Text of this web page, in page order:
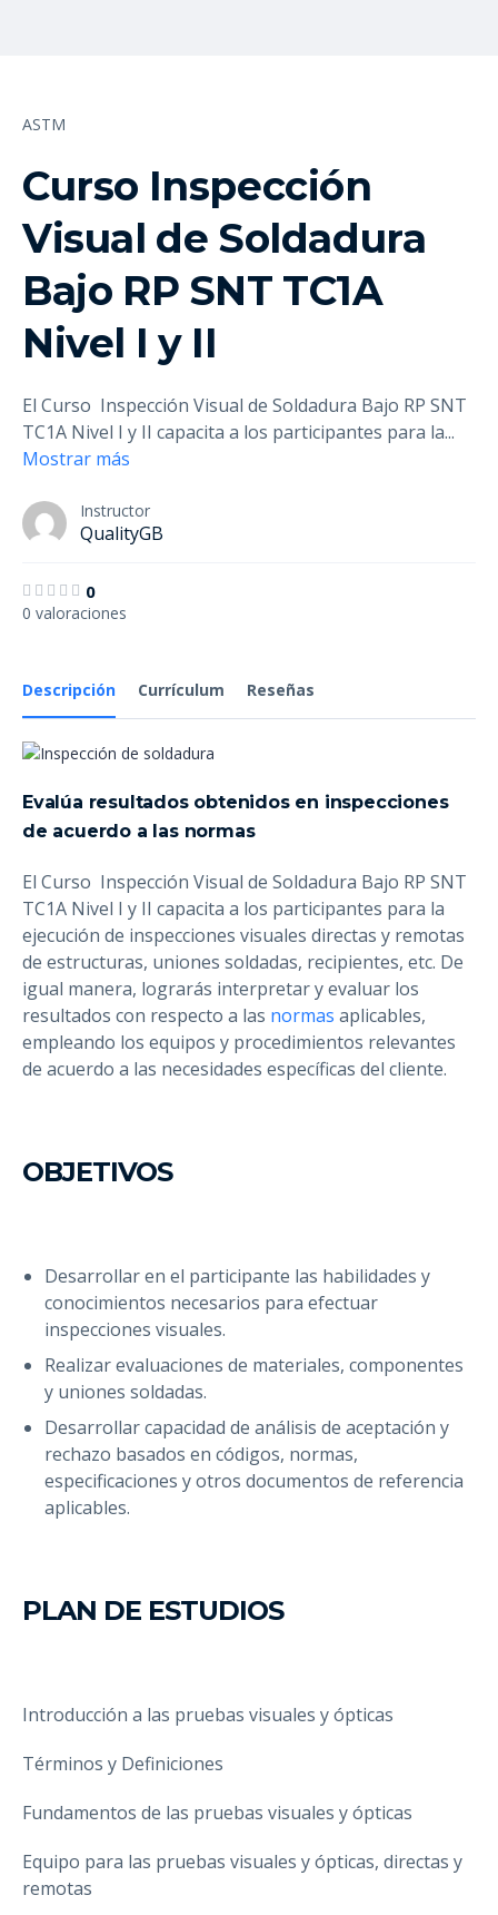
ASTM
Curso Inspección
Visual de Soldadura
Bajo RP SNT TC1A
Nivel I y II
El Curso Inspección Visual de Soldadura Bajo RP SNT
TC1A Nivel I y II capacita a los participantes para la...
Mostrar más
Instructor
QualityGB
0
0 valoraciones
Descripción Currículum Reseñas
Evalúa resultados obtenidos en inspecciones
de acuerdo a las normas
El Curso Inspección Visual de Soldadura Bajo RP SNT
TC1A Nivel I y II capacita a los participantes para la
ejecución de inspecciones visuales directas y remotas
de estructuras, uniones soldadas, recipientes, etc. De
igual manera, lograrás interpretar y evaluar los
resultados con respecto a las normas aplicables,
empleando los equipos y procedimientos relevantes
de acuerdo a las necesidades específicas del cliente.
OBJETIVOS
Desarrollar en el participante las habilidades y
conocimientos necesarios para efectuar
inspecciones visuales.
Realizar evaluaciones de materiales, componentes
y uniones soldadas.
Desarrollar capacidad de análisis de aceptación y
rechazo basados en códigos, normas,
especificaciones y otros documentos de referencia
aplicables.
PLAN DE ESTUDIOS
Introducción a las pruebas visuales y ópticas
Términos y Definiciones
Fundamentos de las pruebas visuales y ópticas
Equipo para las pruebas visuales y ópticas, directas y
remotas